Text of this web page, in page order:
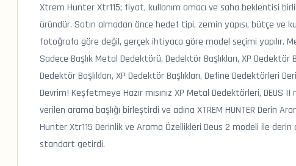
Xtrem Hunter Xtr115; fiyat, kullanım amacı ve saha beklentisi
üründür. Satın almadan önce hedef tipi, zemin yapısı, bütçe ve
fotoğrafa göre değil, gerçek ihtiyaca göre model seçimi yapılır.
Sadece Başlık Metal Dedektörü, Dedektör Başlıkları, XP
Dedektör Başlıkları, XP Dedektör Başlıkları, Define Dedektörleri
Devrim! Keşfetmeye Hazır mısınız XP Metal Dedektörleri, DEUS
verilen arama başlığı birleştirdi ve adına XTREM HUNTER Derin
Hunter Xtr115 Derinlik ve Arama Özellikleri Deus 2 modeli ile
standart getirdi.